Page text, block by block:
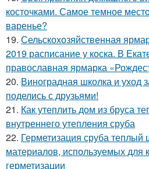
косточками. Самое темное
варенье?
19. Сельскохозяйственная
2019 расписание у коска. В
православная ярмарка
20. Виноградная школка и уход
поделись с друзьями!
21. Как утеплить дом из бруса
внутреннего утепления сруба
22. Герметизация сруба
материалов, используемых для
герметизации